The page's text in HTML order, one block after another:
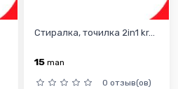
Стиралка, точилка 2in1 kr...
15 man
0 отзыв(ов)